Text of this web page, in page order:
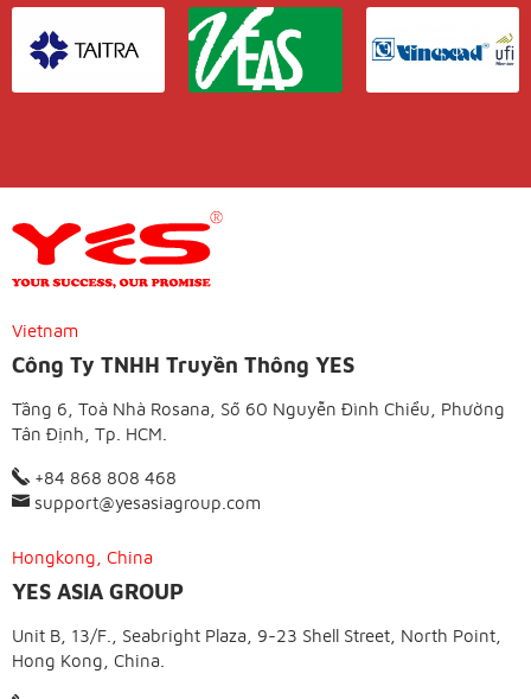
Vietnam
Công Ty TNHH Truyền Thông YES
Tầng 6, Toà Nhà Rosana, Số 60 Nguyễn Đình Chiểu, Phường
Tân Định, Tp. HCM.
+84 868 808 468
support@yesasiagroup.com
Hongkong, China
YES ASIA GROUP
Unit B, 13/F., Seabright Plaza, 9-23 Shell Street, North Point,
Hong Kong, China.